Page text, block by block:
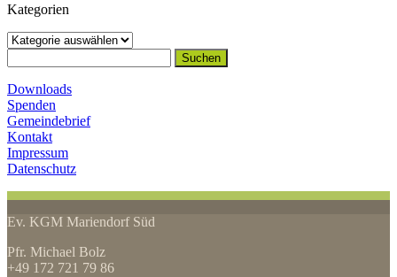
Kategorien
Kategorien
nach:
Downloads
Spenden
Gemeindebrief
Kontakt
Impressum
Datenschutz
Ev. KGM Mariendorf Süd
Pfr. Michael Bolz
+49 172 721 79 86